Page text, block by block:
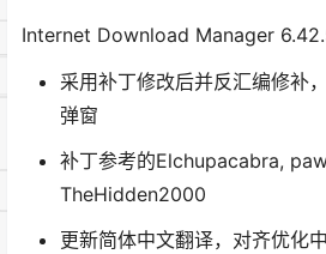
Internet Download Manager
采用补丁修改后并反汇编修补
弹窗
补丁参考的Elchupacabra,
TheHidden2000
更新简体中文翻译，对齐优化